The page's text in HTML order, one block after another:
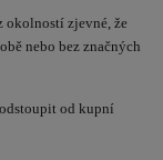
okolností zjevné, že
nebo bez značných
od kupní